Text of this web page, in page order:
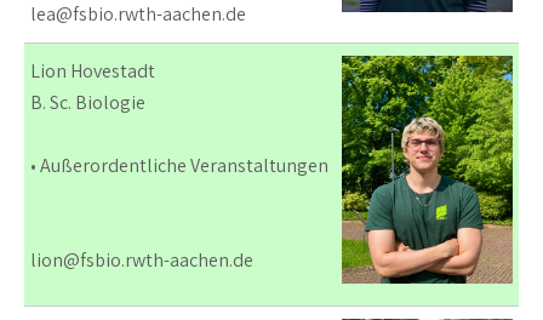
lea@fsbio.rwth-aachen.de
Lion Hovestadt
B. Sc. Biologie
• Außerordentliche Veranstaltungen
lion@fsbio.rwth-aachen.de